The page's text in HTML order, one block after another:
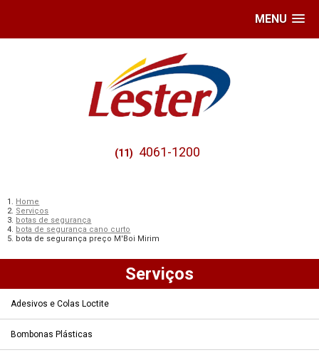
MENU
(11) 4061-1200
Home
Serviços
botas de segurança
bota de segurança cano curto
bota de segurança preço M'Boi Mirim
Serviços
Adesivos e Colas Loctite
Bombonas Plásticas